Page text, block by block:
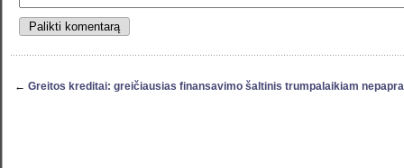
← Greitos kreditai: greičiausias finansavimo šaltinis trumpalaikiam